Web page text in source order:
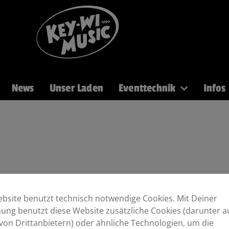
News Unser Laden Eventtechnik Infos
benutzt technisch notwendige Cookies. Mit Deiner
benutzt diese Website zusätzliche Cookies (darunter
Drittanbietern) oder ähnliche Technologien, um die